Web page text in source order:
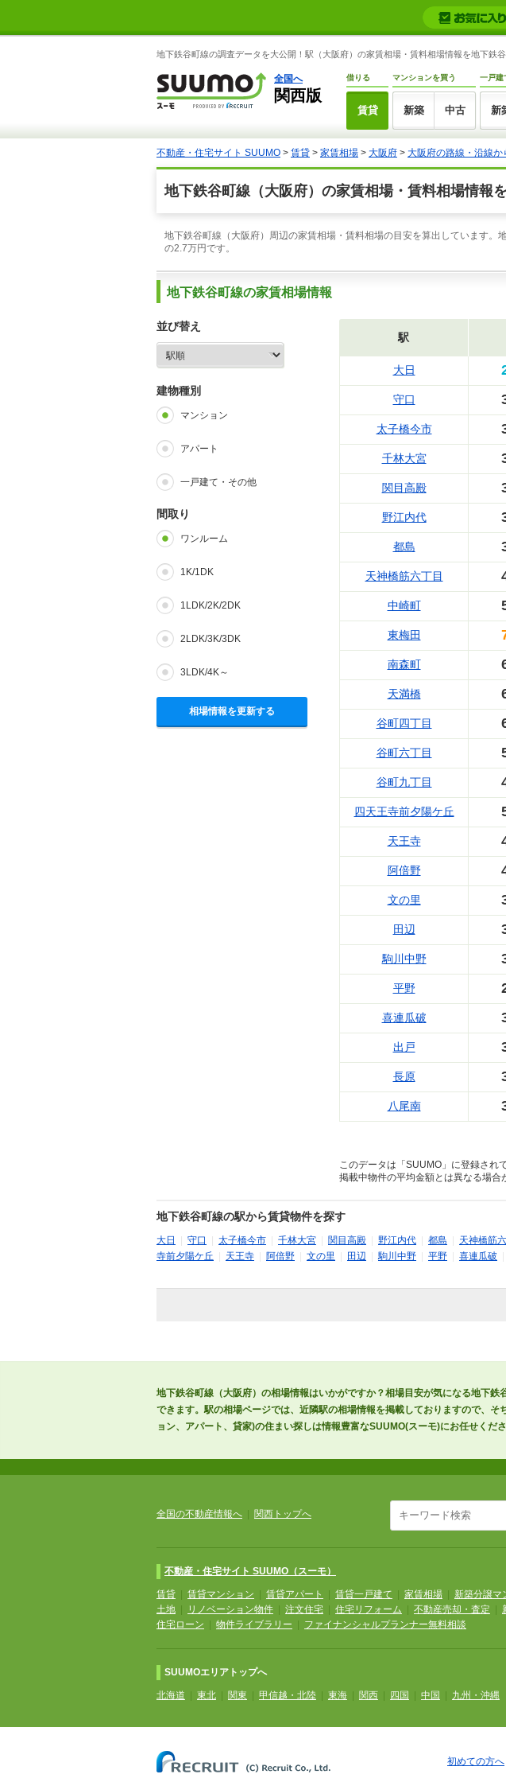
地下鉄谷町線の調査データを大公開！駅（大阪府）の家賃相場・賃料相場情報を地下鉄
全国へ
関西版
借りる
賃貸
マンションを買う
新築 中古
一戸建
新
不動産・住宅サイト SUUMO > 賃貸 > 家賃相場 > 大阪府 > 大阪府の路線・沿線
地下鉄谷町線（大阪府）の家賃相場・賃料相場情報
地下鉄谷町線（大阪府）周辺の家賃相場・賃料相場の目安を算出しています
の2.7万円です。
地下鉄谷町線の家賃相場情報
並び替え
建物種別
マンション
アパート
一戸建て・その他
間取り
ワンルーム
1K/1DK
1LDK/2K/2DK
2LDK/3K/3DK
3LDK/4K～
相場情報を更新する
駅
大日
守口
太子橋今市
千林大宮
関目高殿
野江内代
都島
天神橋筋六丁目
中崎町
東梅田
南森町
天満橋
谷町四丁目
谷町六丁目
谷町九丁目
四天王寺前夕陽ケ丘
天王寺
阿倍野
文の里
田辺
駒川中野
平野
喜連瓜破
出戸
長原
八尾南
このデータは「SUUMO」に登録され
掲載中物件の平均金額とは異なる場合
地下鉄谷町線の駅から賃貸物件を探す
大日 守口 太子橋今市 千林大宮 関目高殿 野江内代 都島 天神橋筋
寺前夕陽ケ丘
天王寺 阿倍野 文の里 田辺 |駒川中野 平野 喜連瓜破
地下鉄谷町線（大阪府）の相場情報はいかがですか？相場目安が気になる地下
できます。駅の相場ページでは、近隣駅の相場情報を掲載しておりますので、
ョン、アパート、貸家)の住まい探しは情報豊富なSUUMO(スーモ)にお任せくださ
全国の不動産情報へ 関西トップへ
不動産・住宅サイト SUUMO（スーモ）
賃貸 賃貸マンション 賃貸アパート 賃貸一戸建て 家賃相場 新築分譲マ
土地
リノベーション物件 注文住宅 住宅リフォーム 不動産売却・査定
住宅ローン
物件ライブラリー ファイナンシャルプランナー無料相談
SUUMOエリアトップへ
北海道 東北 関東 甲信越・北陸 東海 関西 四国 中国 九州・沖縄
初めての方へ